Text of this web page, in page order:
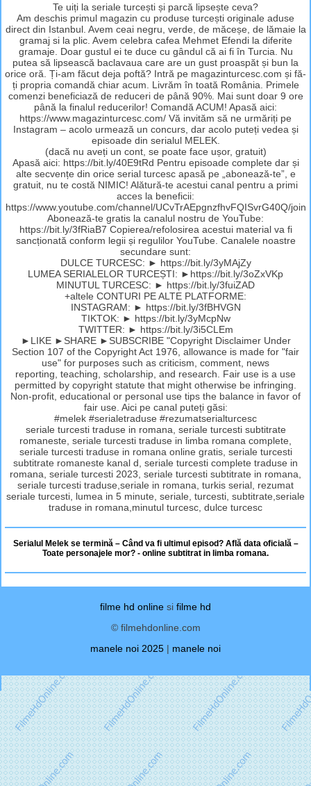
Te uiți la seriale turcești și parcă lipsește ceva?
Am deschis primul magazin cu produse turcești originale aduse
direct din Istanbul. Avem ceai negru, verde, de măceșe, de lămaie la
gramaj si la plic. Avem celebra cafea Mehmet Efendi la diferite
gramaje. Doar gustul ei te duce cu gândul că ai fi în Turcia. Nu
putea să lipsească baclavaua care are un gust proaspăt și bun la
orice oră. Ți-am făcut deja poftă? Intră pe magazinturcesc.com și fă-
ți propria comandă chiar acum. Livrăm în toată România. Primele
comenzi beneficiază de reduceri de până 90%. Mai sunt doar 9 ore
până la finalul reducerilor! Comandă ACUM! Apasă aici:
https://www.magazinturcesc.com/ Vă invităm să ne urmăriți pe
Instagram – acolo urmează un concurs, dar acolo puteți vedea și
episoade din serialul MELEK.
(dacă nu aveți un cont, se poate face ușor, gratuit)
Apasă aici: https://bit.ly/40E9tRd Pentru episoade complete dar și
alte secvențe din orice serial turcesc apasă pe „abonează-te”, e
gratuit, nu te costă NIMIC! Alătură-te acestui canal pentru a primi
acces la beneficii:
https://www.youtube.com/channel/UCvTrAEpgnzfhvFQISvrG40Q/join
Abonează-te gratis la canalul nostru de YouTube:
https://bit.ly/3fRiaB7 Copierea/refolosirea acestui material va fi
sancționată conform legii și regulilor YouTube. Canalele noastre
secundare sunt:
DULCE TURCESC: ► https://bit.ly/3yMAjZy
LUMEA SERIALELOR TURCEȘTI: ►https://bit.ly/3oZxVKp
MINUTUL TURCESC: ► https://bit.ly/3fuiZAD
+altele CONTURI PE ALTE PLATFORME:
INSTAGRAM: ► https://bit.ly/3fBHVGN
TIKTOK: ► https://bit.ly/3yMcpNw
TWITTER: ► https://bit.ly/3i5CLEm
►LIKE ►SHARE ►SUBSCRIBE "Copyright Disclaimer Under
Section 107 of the Copyright Act 1976, allowance is made for "fair
use" for purposes such as criticism, comment, news
reporting, teaching, scholarship, and research. Fair use is a use
permitted by copyright statute that might otherwise be infringing.
Non-profit, educational or personal use tips the balance in favor of
fair use. Aici pe canal puteți găsi:
#melek #serialetraduse #rezumatserialturcesc
seriale turcesti traduse in romana, seriale turcesti subtitrate
romaneste, seriale turcesti traduse in limba romana complete,
seriale turcesti traduse in romana online gratis, seriale turcesti
subtitrate romaneste kanal d, seriale turcesti complete traduse in
romana, seriale turcesti 2023, seriale turcesti subtitrate in romana,
seriale turcesti traduse,seriale in romana, turkis serial, rezumat
seriale turcesti, lumea in 5 minute, seriale, turcesti, subtitrate,seriale
traduse in romana,minutul turcesc, dulce turcesc
Serialul Melek se termină – Când va fi ultimul episod? Află data oficială –
Toate personajele mor? - online subtitrat in limba romana.
filme hd online si filme hd
© filmehdonline.com
manele noi 2025 | manele noi